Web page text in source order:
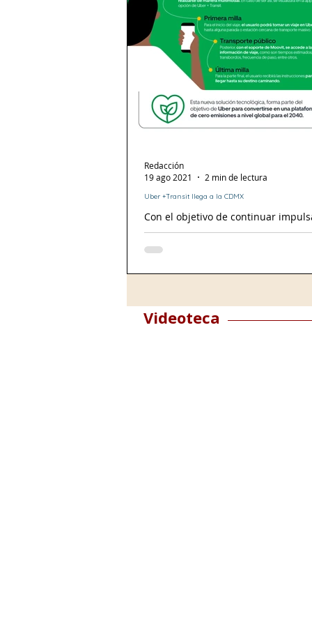
Uber +Transit llega a la CDMX
Con el objetivo de continuar
movilidad sustentable y fomentando
multimodales en la CDMX, Uber
Redacción
19 ago 2021
2 min de lectura
Videoteca